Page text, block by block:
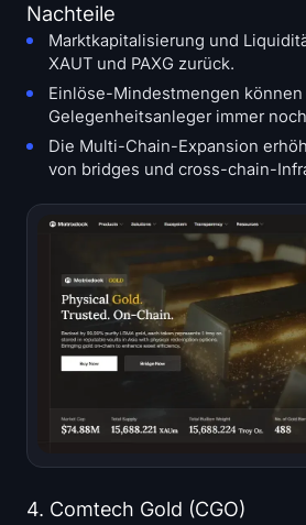
Nachteile
Marktkapitalisierung und
XAUT und PAXG zurück.
Einlöse-Mindestmengen können
Gelegenheitsanleger immer
Die Multi-Chain-Expansion
von bridges und cross-chain-
4. Comtech Gold (CGO)